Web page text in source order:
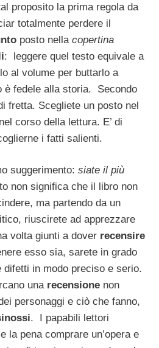
proposito la prima regola da
totalmente perdere il
posto nella copertina
: leggere quel testo equivale a
al volume per buttarlo a
è fedele alla storia. Secondo
fretta. Scegliete un posto nel
corso della lettura. E’ di
i fatti salienti.
suggerimento: siate il più
non significa che il libro non
ma partendo da un
riuscirete ad apprezzare
volta giunti a dover recensire
esso sia, sarete in grado
difetti in modo preciso e serio.
unarecensione non
personaggi e ciò che fanno,
. I papabili lettori
la pena comprare un’opera e